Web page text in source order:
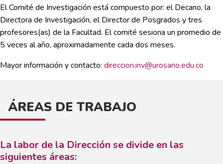
El Comité de Investigación está compuesto por: el Decano, la
Directora de Investigación, el Director de Posgrados y tres
profesores(as) de la Facultad. El comité sesiona un promedio de
5 veces al año, aproximadamente cada dos meses.
Mayor información y contacto: direccion.inv@urosario.edu.co
ÁREAS DE TRABAJO
La labor de la Dirección se divide en las
siguientes áreas: